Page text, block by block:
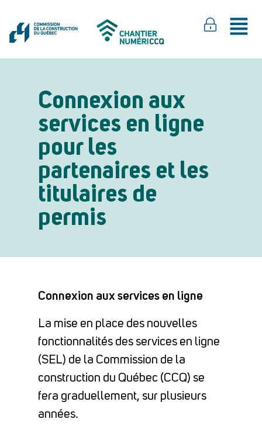
Connexion aux
services en ligne
pour les
partenaires et les
titulaires de
permis
Connexion aux services en ligne
La mise en place des nouvelles
fonctionnalités des services en ligne
(SEL) de la Commission de la
construction du Québec (CCQ) se
fera graduellement, sur plusieurs
années.